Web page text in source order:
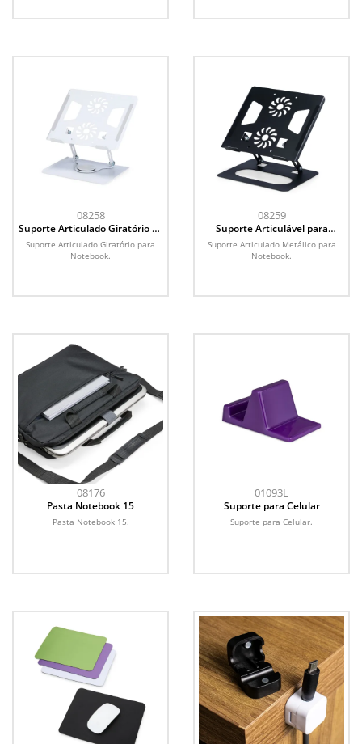
08258
Suporte Articulado Giratório de
Metal para Notebooks
Suporte Articulado Giratório para
Notebook.
08259
Suporte Articulável para
Notebook Metal
Suporte Articulado Metálico para
Notebook.
08176
Pasta Notebook 15
Pasta Notebook 15.
01093L
Suporte para Celular
Suporte para Celular.